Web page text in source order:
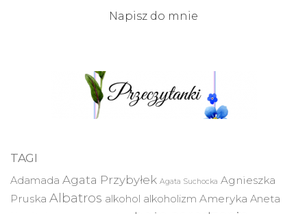
Napisz do mnie
TAGI
Adamada Agata Przybyłek Agata Suchocka Agnieszka
Pruska Albatros alkohol alkoholizm Ameryka Aneta